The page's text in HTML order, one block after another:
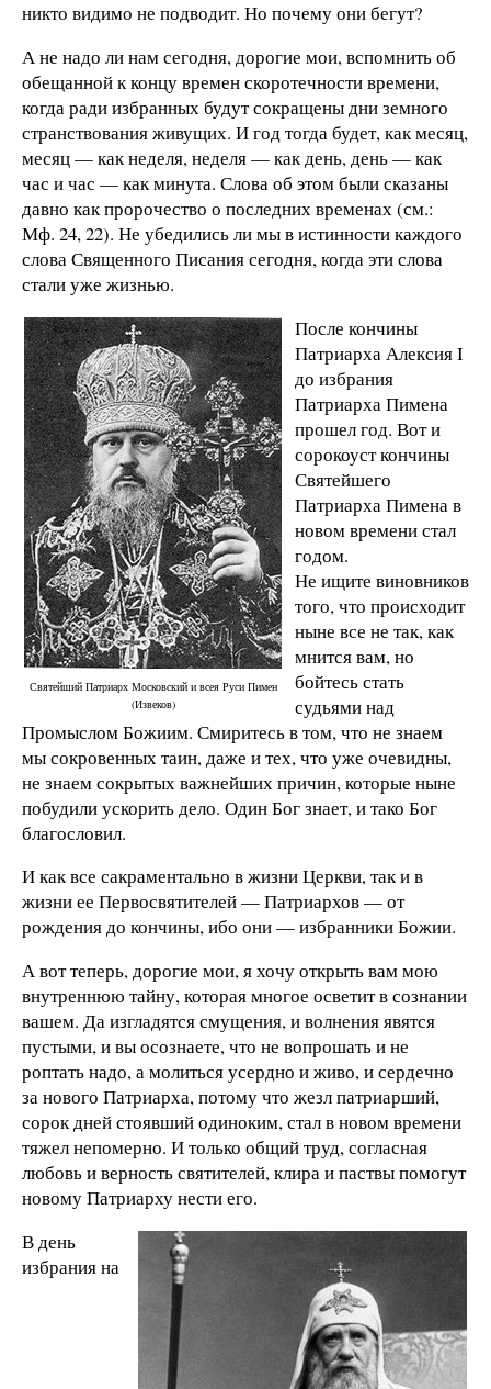
никто видимо не подводит. Но почему они бегут?
А не надо ли нам сегодня, дорогие мои, вспомнить об
обещанной к концу времен скоротечности времени,
когда ради избранных будут сокращены дни земного
странствования живущих. И год тогда будет, как месяц,
месяц — как неделя, неделя — как день, день — как
час и час — как минута. Слова об этом были сказаны
давно как пророчество о последних временах (см.:
Мф. 24, 22). Не убедились ли мы в истинности каждого
слова Священного Писания сегодня, когда эти слова
стали уже жизнью.
Святейший Патриарх Московский и всея Руси Пимен
(Извеков)
После кончины
Патриарха Алексия I
до избрания
Патриарха Пимена
прошел год. Вот и
сорокоуст кончины
Святейшего
Патриарха Пимена в
новом времени стал
годом.
Не ищите виновников
того, что происходит
ныне все не так, как
мнится вам, но
бойтесь стать
судьями над
Промыслом Божиим. Смиритесь в том, что не знаем
мы сокровенных таин, даже и тех, что уже очевидны,
не знаем сокрытых важнейших причин, которые ныне
побудили ускорить дело. Один Бог знает, и тако Бог
благословил.
И как все сакраментально в жизни Церкви, так и в
жизни ее Первосвятителей — Патриархов — от
рождения до кончины, ибо они — избранники Божии.
А вот теперь, дорогие мои, я хочу открыть вам мою
внутреннюю тайну, которая многое осветит в сознании
вашем. Да изгладятся смущения, и волнения явятся
пустыми, и вы осознаете, что не вопрошать и не
роптать надо, а молиться усердно и живо, и сердечно
за нового Патриарха, потому что жезл патриарший,
сорок дней стоявший одиноким, стал в новом времени
тяжел непомерно. И только общий труд, согласная
любовь и верность святителей, клира и паствы помогут
новому Патриарху нести его.
В день
избрания на